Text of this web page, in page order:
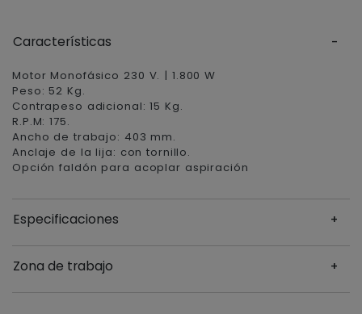
Características
Motor Monofásico 230 V. | 1.800 W
Peso: 52 Kg.
Contrapeso adicional: 15 Kg.
R.P.M: 175.
Ancho de trabajo: 403 mm.
Anclaje de la lija: con tornillo.
Opción faldón para acoplar aspiración
Especificaciones
Zona de trabajo